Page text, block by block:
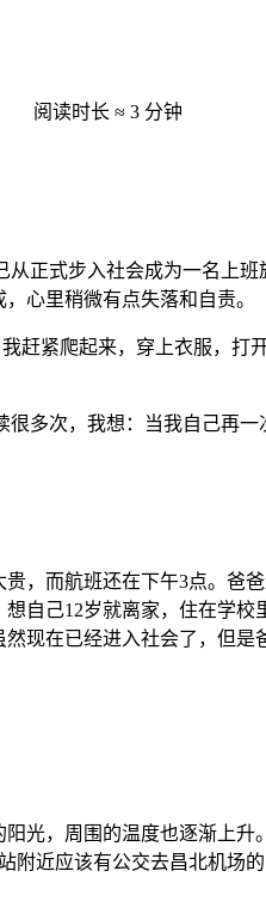
阅读时长 ≈ 3 分钟
正式步入社会成为一名上
心里稍微有点失落和自责。
赶紧爬起来，穿上衣服，打
多次，我想：当我自己再一
，而航班还在下午3点。爸
自己12岁就离家，住在学校
现在已经进入社会了，但
光，周围的温度也逐渐上
近应该有公交去昌北机场